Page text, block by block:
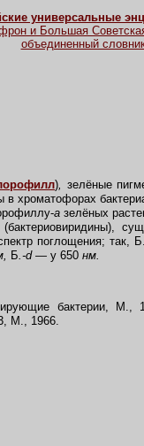
универсальные
и Большая
объединенный
), зелёные
в хроматофорах
aзелёных
(бактериовиридины),
поглощения; так,
Б.-d — у 650 нм.
бактерии, М.,
М., 1966.